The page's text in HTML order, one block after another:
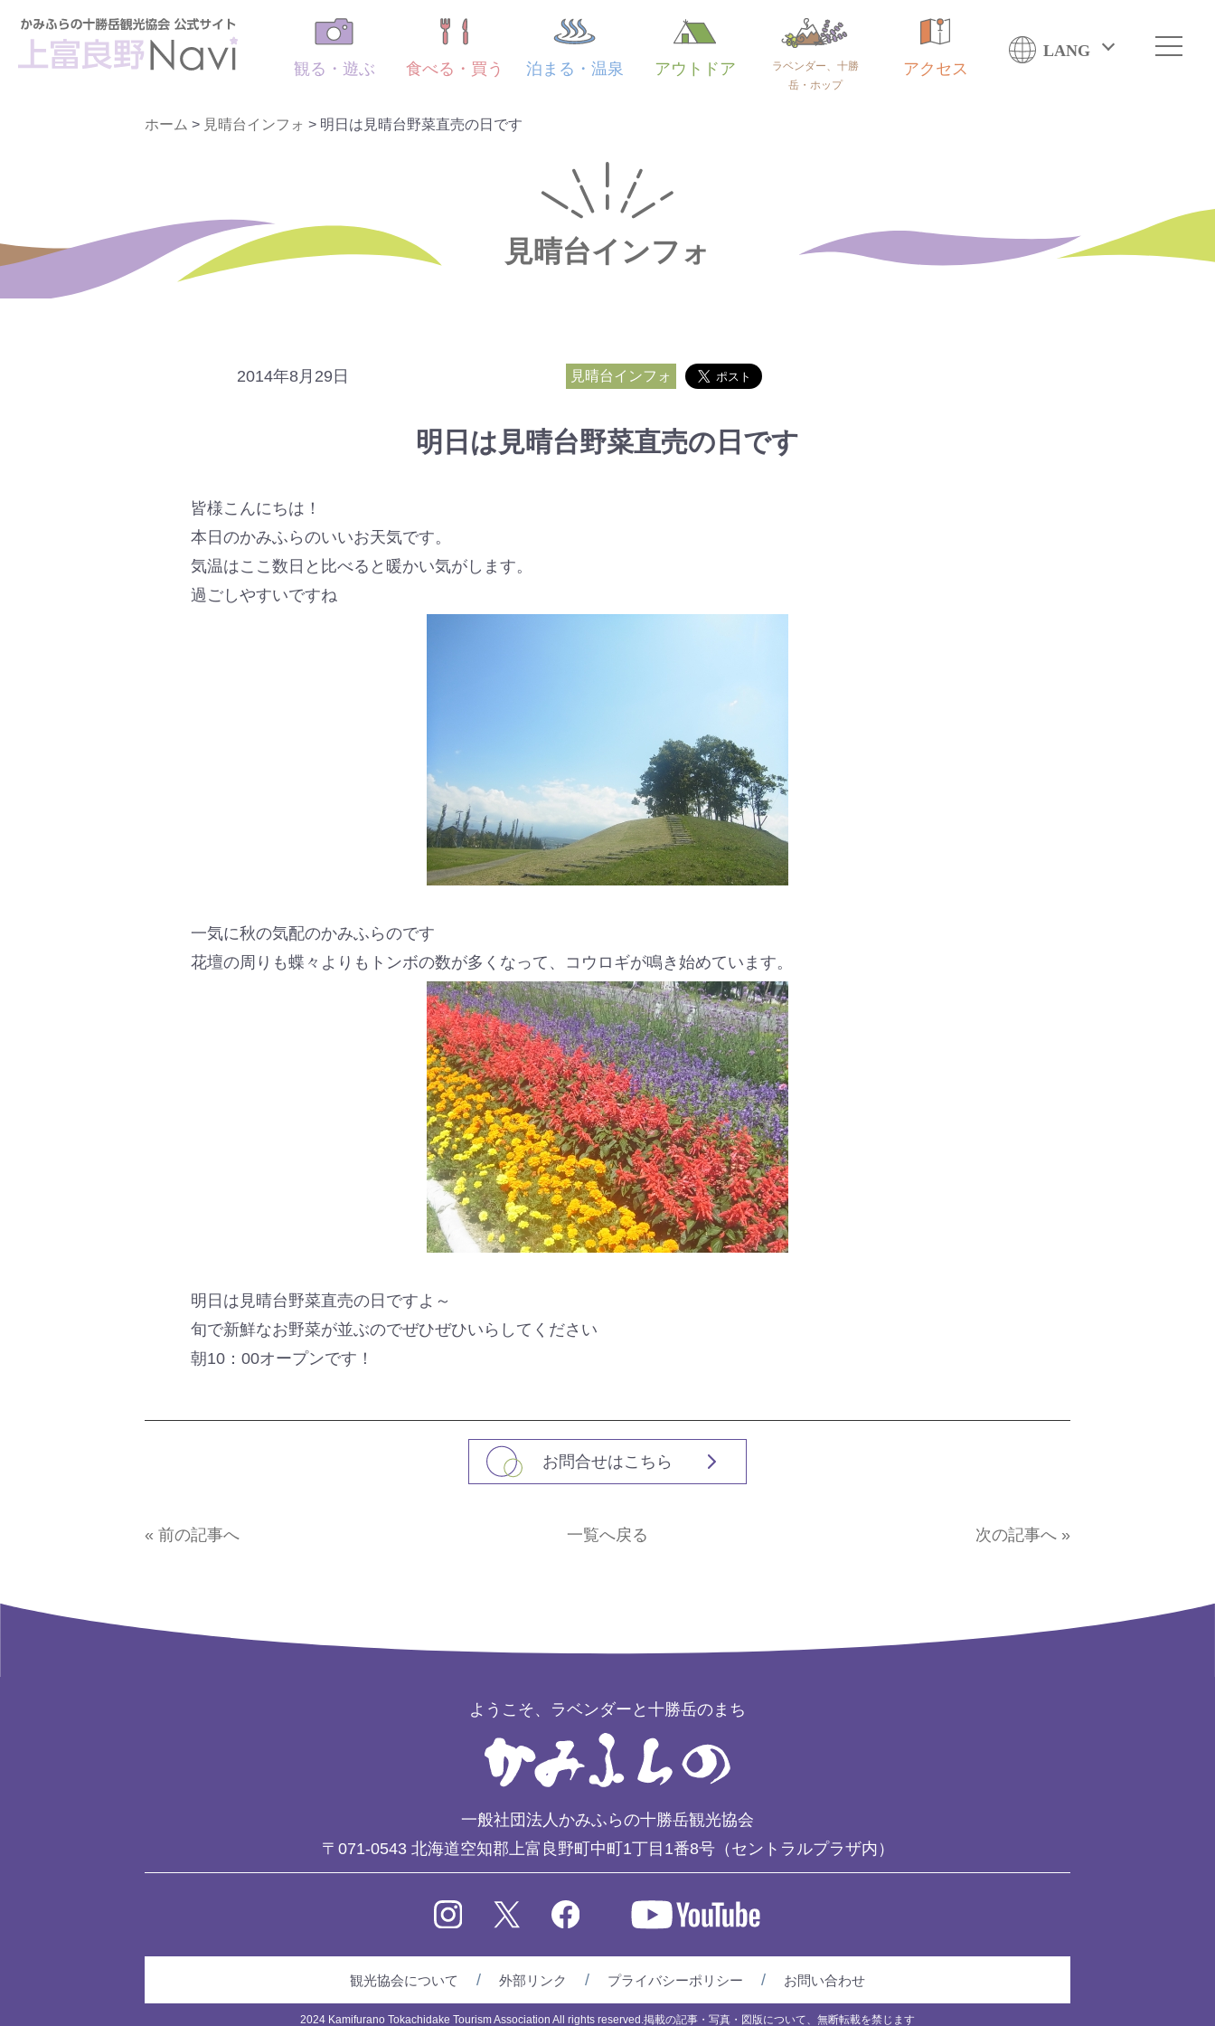
観る・遊ぶ 食べる・買う 泊まる・温泉 アウトドア
ラベンダー、十勝
岳・ホップ
アクセス
LANG
ホーム > 見晴台インフォ > 明日は見晴台野菜直売の日です
見晴台インフォ
2014年8月29日 見晴台インフォ
明日は見晴台野菜直売の日です
皆様こんにちは！
本日のかみふらのいいお天気です。
気温はここ数日と比べると暖かい気がします。
過ごしやすいですね
一気に秋の気配のかみふらのです
花壇の周りも蝶々よりもトンボの数が多くなって、コウロギが鳴き始めています。
明日は見晴台野菜直売の日ですよ～
旬で新鮮なお野菜が並ぶのでぜひぜひいらしてください
朝10：00オープンです！
お問合せはこちら
« 前の記事へ 一覧へ戻る 次の記事へ »
ようこそ、ラベンダーと十勝岳のまち
一般社団法人かみふらの十勝岳観光協会
〒071-0543 北海道空知郡上富良野町中町1丁目1番8号（セントラルプラザ内）
観光協会について 外部リンク プライバシーポリシー お問い合わせ
2024 Kamifurano Tokachidake Tourism Association All rights reserved. 掲載の記事・写真・図版について、無断転載を禁じます